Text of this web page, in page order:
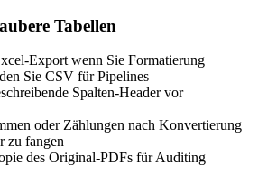
Tabellen
Export wenn Sie Formatierung
Sie CSV für Pipelines
Spalten-Header vor
oder Zählungen nach Konvertierung
zu fangen
des Original-PDFs für Auditing